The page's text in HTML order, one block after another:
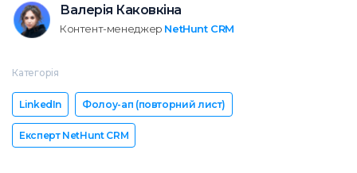
Валерія Каковкіна
Контент-менеджер NetHunt CRM
Категорія
LinkedIn Фолоу-ап (повторний лист)
Експерт NetHunt CRM